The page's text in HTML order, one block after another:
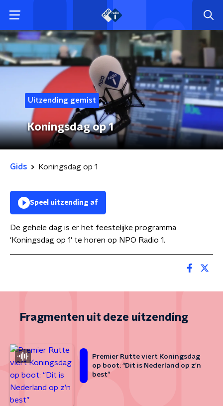
Uitzending gemist
Koningsdag op 1
Gids Koningsdag op 1
Speel uitzending af
De gehele dag is er het feestelijke programma
'Koningsdag op 1' te horen op NPO Radio 1.
Fragmenten uit deze uitzending
Premier Rutte viert Koningsdag
op boot: “Dit is Nederland op z’n
best”